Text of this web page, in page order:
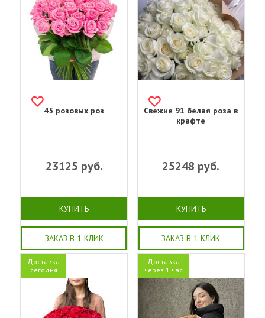
45 розовых роз
23125 руб.
КУПИТЬ
ЗАКАЗ В 1 КЛИК
Свежие 91 белая роза в
крафте
25248 руб.
КУПИТЬ
ЗАКАЗ В 1 КЛИК
Доставка
сегодня
Доставка
через 1 час